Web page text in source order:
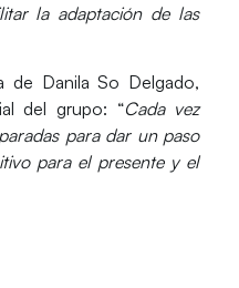
la adaptación de las
de Danila So Delgado,
del grupo: “Cada vez
para dar un paso
para el presente y el